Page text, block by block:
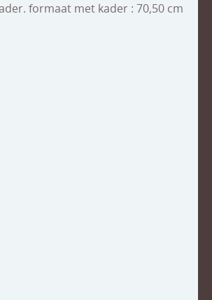
formaat met kader : 70,50 cm